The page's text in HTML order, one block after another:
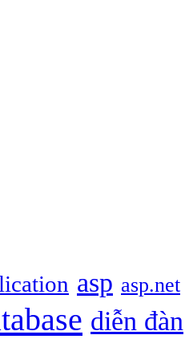
asp asp.net
diễn đàn